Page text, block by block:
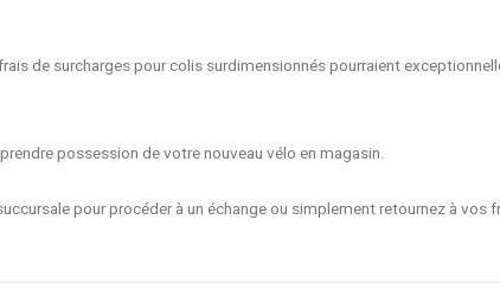
de surcharges pour colis surdimensionnés pourraient
possession de votre nouveau vélo en magasin.
pour procéder à un échange ou simplement retournez à vos